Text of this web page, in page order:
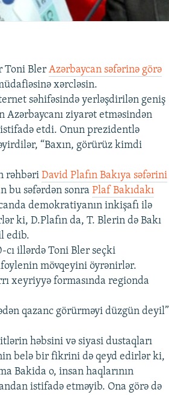
Toni BlerAzərbaycan səfərinə görə
xərcləsin.
səhifəsində yerləşdirilən geniş
ziyarət etməsindən
etdi. Onun prezidentlə
“Baxın, görürüz kimdi
rəhbəriDavid Plafın Bakıya səfərini
bu səfərdən sonraPlaf Bakıdakı
demokratiyanın inkişafı ilə
ki, D.Plafın da, T. Blerin də Bakı
edib.
illərdə Toni Bler seçki
mövqeyini öyrənirlər.
xeyriyyə formasında regionda
qazanc görürməyi düzgün deyil”
həbsini və siyasi dustaqları
belə bir fikrini də qeyd edirlər ki,
Bakida o, insan haqlarının
istifadə etməyib. Ona görə də